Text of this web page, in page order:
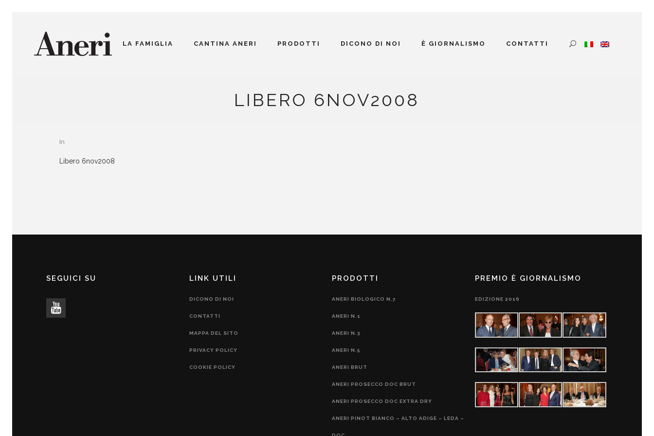
LA FAMIGLIA CANTINA ANERI PRODOTTI DICONO DI NOI È GIORNALISMO CONTATTI
LIBERO 6NOV2008
In
Libero 6nov2008
SEGUICI SU LINK UTILI
DICONO DI NOI
CONTATTI
MAPPA DEL SITO
PRIVACY POLICY
COOKIE POLICY
PRODOTTI
ANERI BIOLOGICO N.7
ANERI N.1
ANERI N.3
ANERI N.5
ANERI BRUT
ANERI PROSECCO DOC BRUT
ANERI PROSECCO DOC EXTRA DRY
ANERI PINOT BIANCO – ALTO ADIGE – LEDA –
PREMIO È GIORNALISMO
EDIZIONE 2016